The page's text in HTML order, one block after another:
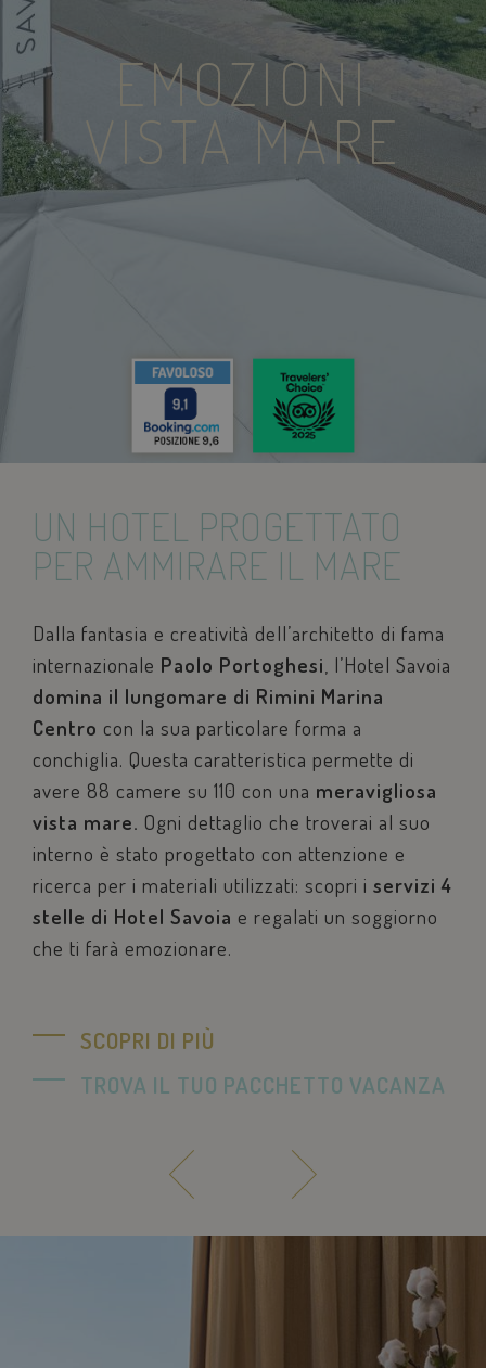
EMOZIONI
VISTA MARE
UN HOTEL PROGETTATO
PER AMMIRARE IL MARE
Dalla fantasia e creatività dell’architetto di fama
internazionale Paolo Portoghesi, l’Hotel Savoia
domina il lungomare di Rimini Marina
Centro con la sua particolare forma a
conchiglia. Questa caratteristica permette di
avere 88 camere su 110 con una meravigliosa
vista mare. Ogni dettaglio che troverai al suo
interno è stato progettato con attenzione e
ricerca per i materiali utilizzati: scopri i servizi 4
stelle di Hotel Savoia e regalati un soggiorno
che ti farà emozionare.
SCOPRI DI PIÙ
TROVA IL TUO PACCHETTO VACANZA